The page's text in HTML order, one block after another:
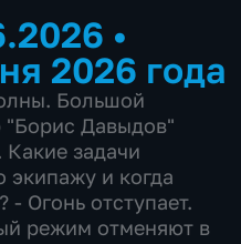
•
2026 года
Большой
"Борис Давыдов"
Какие задачи
экипажу и когда
- Огонь отступает.
режим отменяют в